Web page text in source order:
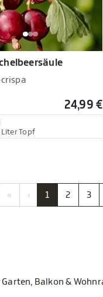
24,99 €
Topf
« ‹ 1 2 3
Balkon &